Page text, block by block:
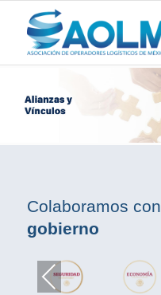
Colaboramos con
gobierno
Previous